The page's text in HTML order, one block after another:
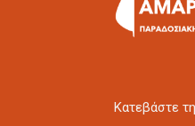
Kατεβάστε